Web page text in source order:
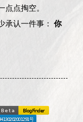
点掏空。
承认一件事：你